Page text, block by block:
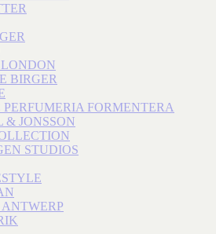
BIRGER
FORMENTERA
& JONSSON
STUDIOS